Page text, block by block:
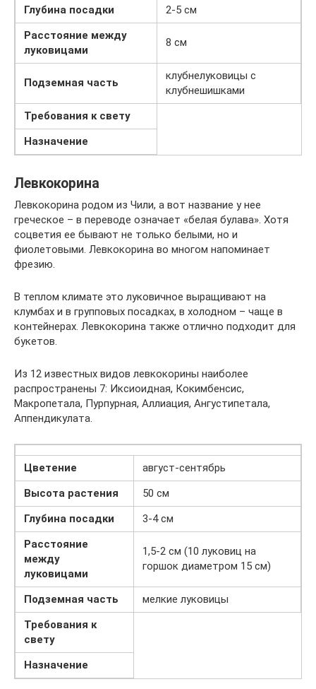
Глубина посадки
2-5 см
Расстояние между
луковицами
8 см
Подземная часть
клубнелуковицы с
клубнешишками
Требования к свету
Назначение
Левкокорина
Левкокорина родом из Чили, а вот название у нее
греческое – в переводе означает «белая булава». Хотя
соцветия ее бывают не только белыми, но и
фиолетовыми. Левкокорина во многом напоминает
фрезию.
В теплом климате это луковичное выращивают на
клумбах и в групповых посадках, в холодном – чаще в
контейнерах. Левкокорина также отлично подходит для
букетов.
Из 12 известных видов левкокорины наиболее
распространены 7: Иксиоидная, Кокимбенсис,
Макропетала, Пурпурная, Аллиация, Ангустипетала,
Аппендикулата.
Цветение
август-сентябрь
Высота растения
50 см
Глубина посадки
3-4 см
Расстояние
между
луковицами
1,5-2 см (10 луковиц на
горшок диаметром 15 см)
Подземная часть
мелкие луковицы
Требования к
свету
Назначение